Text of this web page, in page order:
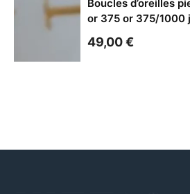
Boucles d’oreilles
or 375 or 375/1000
49,00€